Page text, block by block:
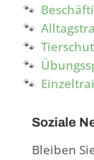
Soziale
Bleiben